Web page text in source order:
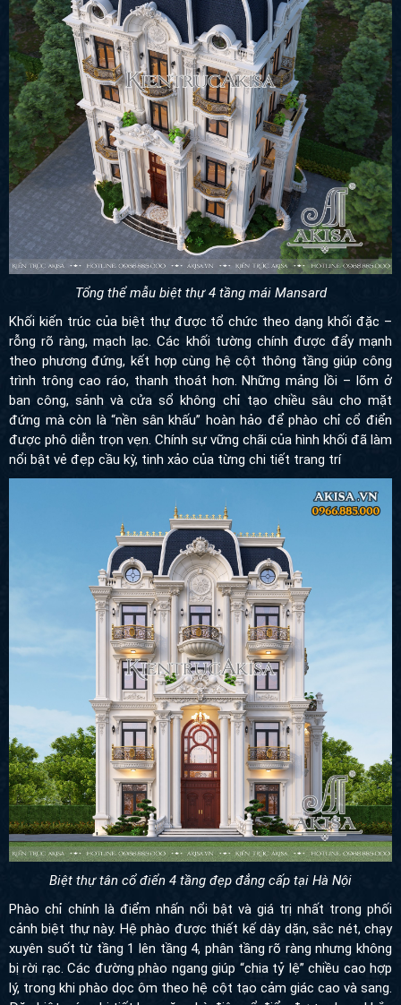
Tổng thể mẫu biệt thự 4 tầng mái Mansard
Khối kiến trúc của biệt thự được tổ chức theo dạng khối đặc –
rỗng rõ ràng, mạch lạc. Các khối tường chính được đẩy mạnh
theo phương đứng, kết hợp cùng hệ cột thông tầng giúp công
trình trông cao ráo, thanh thoát hơn. Những mảng lồi – lõm ở ban
công, sảnh và cửa sổ không chỉ tạo chiều sâu cho mặt đứng mà
còn là “nền sân khấu” hoàn hảo để phào chỉ cổ điển được phô
diễn trọn vẹn. Chính sự vững chãi của hình khối đã làm nổi bật vẻ
đẹp cầu kỳ, tinh xảo của từng chi tiết trang trí
Biệt thự tân cổ điển 4 tầng đẹp đẳng cấp tại Hà Nội
Phào chỉ chính là điểm nhấn nổi bật và giá trị nhất trong phối cảnh
biệt thự này. Hệ phào được thiết kế dày dặn, sắc nét, chạy xuyên
suốt từ tầng 1 lên tầng 4, phân tầng rõ ràng nhưng không bị rời
rạc. Các đường phào ngang giúp “chia tỷ lệ” chiều cao hợp lý,
trong khi phào dọc ôm theo hệ cột tạo cảm giác cao và sang. Đặc